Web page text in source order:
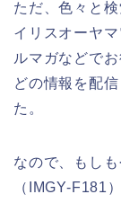
ただ、色々と
イリスオーヤ
ルマガなどで
どの情報を配
た。
なので、もし
（IMGY-F181